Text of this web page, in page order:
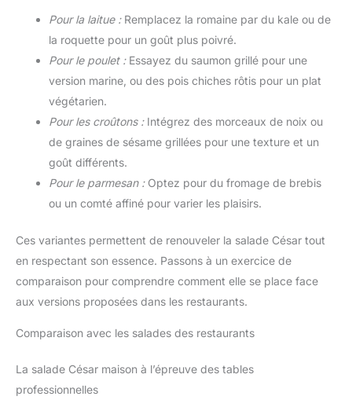
Pour la laitue :Remplacez la romaine par du kale ou de
la roquette pour un goût plus poivré.
Pour le poulet :Essayez du saumon grillé pour une
version marine, ou des pois chiches rôtis pour un plat
végétarien.
Pour les croûtons :Intégrez des morceaux de noix ou
de graines de sésame grillées pour une texture et un
goût différents.
Pour le parmesan :Optez pour du fromage de brebis
ou un comté affiné pour varier les plaisirs.
Ces variantes permettent de renouveler la salade César tout
en respectant son essence. Passons à un exercice de
comparaison pour comprendre comment elle se place face
aux versions proposées dans les restaurants.
Comparaison avec les salades des restaurants
La salade César maison à l’épreuve des tables
professionnelles